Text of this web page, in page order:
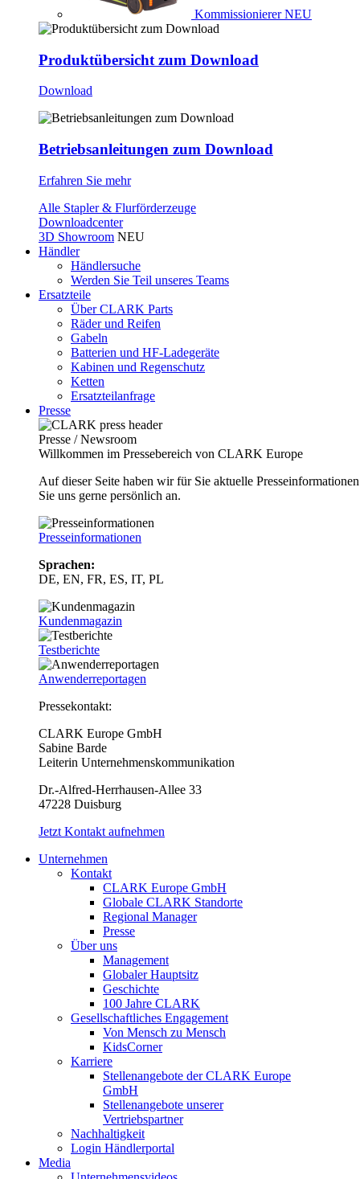
Kommissionierer NEU
Produktübersicht zum Download
Download
Betriebsanleitungen zum Download
Erfahren Sie mehr
Alle Stapler & Flurförderzeuge
Downloadcenter
3D Showroom NEU
Händler
Händlersuche
Werden Sie Teil unseres Teams
Ersatzteile
Über CLARK Parts
Räder und Reifen
Gabeln
Batterien und HF-Ladegeräte
Kabinen und Regenschutz
Ketten
Ersatzteilanfrage
Presse
Presse / Newsroom
Willkommen im Pressebereich von CLARK Europe
Auf dieser Seite haben wir für Sie aktuelle
Sie uns gerne persönlich an.
Presseinformationen
Sprachen:
DE, EN, FR, ES, IT, PL
Kundenmagazin
Testberichte
Anwenderreportagen
Pressekontakt:
CLARK Europe GmbH
Sabine Barde
Leiterin Unternehmenskommunikation
Dr.-Alfred-Herrhausen-Allee 33
47228 Duisburg
Jetzt Kontakt aufnehmen
Unternehmen
Kontakt
CLARK Europe GmbH
Globale CLARK Standorte
Regional Manager
Presse
Über uns
Management
Globaler Hauptsitz
Geschichte
100 Jahre CLARK
Gesellschaftliches Engagement
Von Mensch zu Mensch
KidsCorner
Karriere
Stellenangebote der CLARK Europe
GmbH
Stellenangebote unserer
Vertriebspartner
Nachhaltigkeit
Login Händlerportal
Media